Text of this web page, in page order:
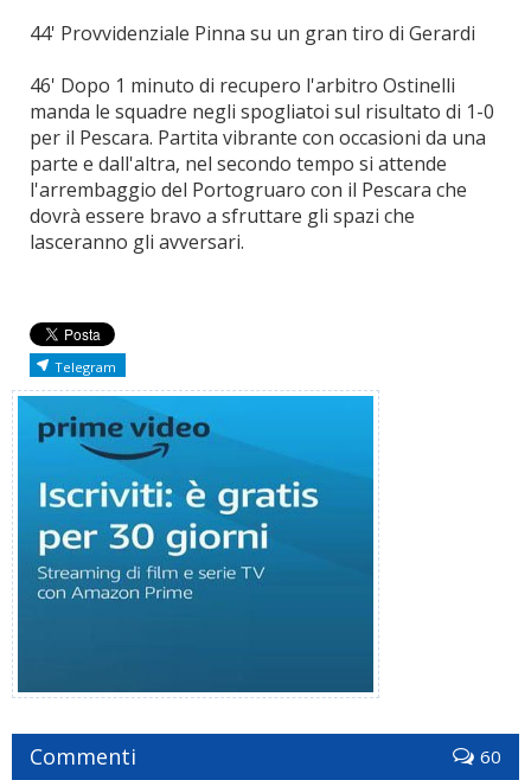
44' Provvidenziale Pinna su un gran tiro di Gerardi
46' Dopo 1 minuto di recupero l'arbitro Ostinelli
manda le squadre negli spogliatoi sul risultato di 1-0
per il Pescara. Partita vibrante con occasioni da una
parte e dall'altra, nel secondo tempo si attende
l'arrembaggio del Portogruaro con il Pescara che
dovrà essere bravo a sfruttare gli spazi che
lasceranno gli avversari.
Telegram
Commenti 60